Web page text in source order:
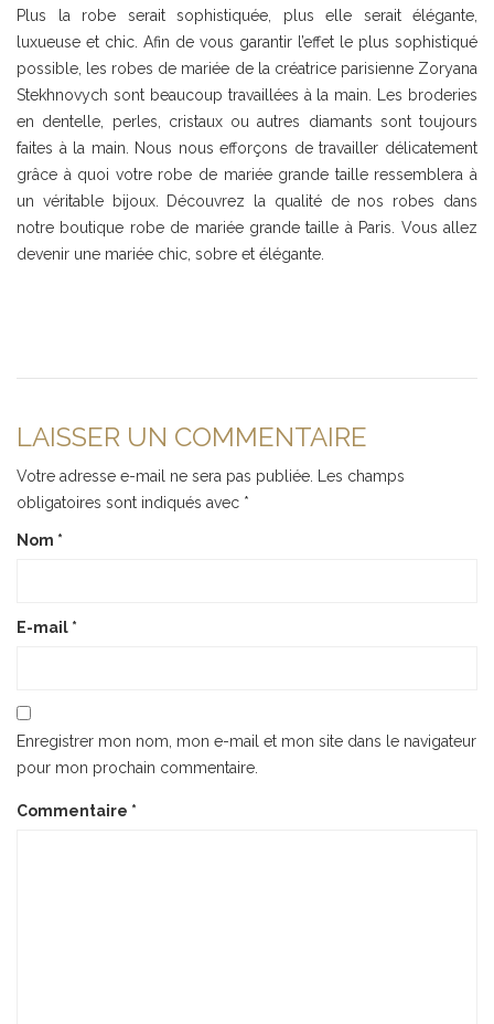
Plus la robe serait sophistiquée, plus elle serait élégante,
luxueuse et chic. Afin de vous garantir l’effet le plus sophistiqué
possible, les robes de mariée de la créatrice parisienne Zoryana
Stekhnovych sont beaucoup travaillées à la main. Les broderies
en dentelle, perles, cristaux ou autres diamants sont toujours
faites à la main. Nous nous efforçons de travailler délicatement
grâce à quoi votre robe de mariée grande taille ressemblera à
un véritable bijoux. Découvrez la qualité de nos robes dans
notre boutique robe de mariée grande taille à Paris. Vous allez
devenir une mariée chic, sobre et élégante.
LAISSER UN COMMENTAIRE
Votre adresse e-mail ne sera pas publiée.
Les champs
obligatoires sont indiqués avec *
Nom *
E-mail *
Enregistrer mon nom, mon e-mail et mon site dans le navigateur
pour mon prochain commentaire.
Commentaire *